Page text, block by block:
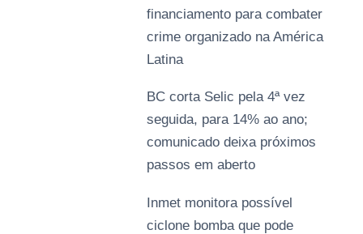
financiamento para combater
crime organizado na América
Latina
BC corta Selic pela 4ª vez
seguida, para 14% ao ano;
comunicado deixa próximos
passos em aberto
Inmet monitora possível
ciclone bomba que pode